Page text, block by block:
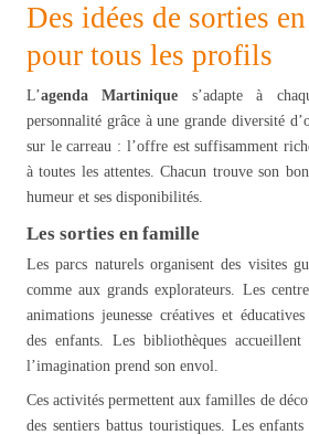
Des idées de sorties
pour tous les profils
L’agenda Martinique s’adapte à
personnalité grâce à une grande diversité
sur le carreau : l’offre est suffisamment
à toutes les attentes. Chacun trouve son
humeur et ses disponibilités.
Les sorties en famille
Les parcs naturels organisent des visites
comme aux grands explorateurs. Les
animations jeunesse créatives et
des enfants. Les bibliothèques
l’imagination prend son envol.
Ces activités permettent aux familles de
des sentiers battus touristiques. Les enfants